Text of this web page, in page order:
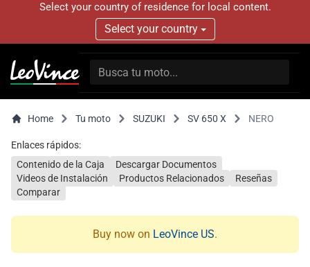
Select your country of residence for local content.
Select your country
Home Tu moto SUZUKI SV 650 X NERO
Enlaces rápidos:
Contenido de la Caja
Descargar Documentos
Videos de Instalación
Productos Relacionados
Reseñas
Comparar
Buy now on LeoVince US.